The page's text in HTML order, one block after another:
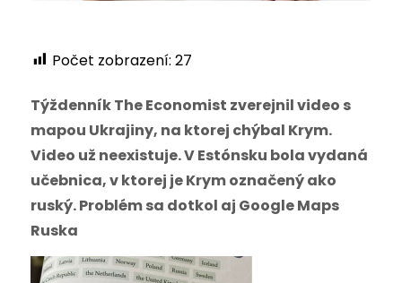
Počet zobrazení: 27
Týždenník The Economist zverejnil video s
mapou Ukrajiny, na ktorej chýbal Krym.
Video už neexistuje. V Estónsku bola vydaná
učebnica, v ktorej je Krym označený ako
ruský. Problém sa dotkol aj Google Maps
Ruska